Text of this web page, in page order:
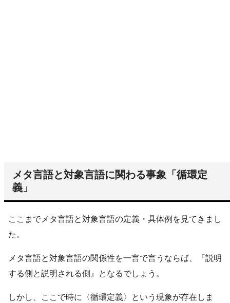
メタ言語と対象言語に関わる事象「循環定
義」
ここまでメタ言語と対象言語の定義・具体例を見てきまし
た。
メタ言語と対象言語の関係性を一言で言うならば、『説明
する側と説明される側』となるでしょう。
しかし、ここで時に〈循環定義〉という現象が存在しま